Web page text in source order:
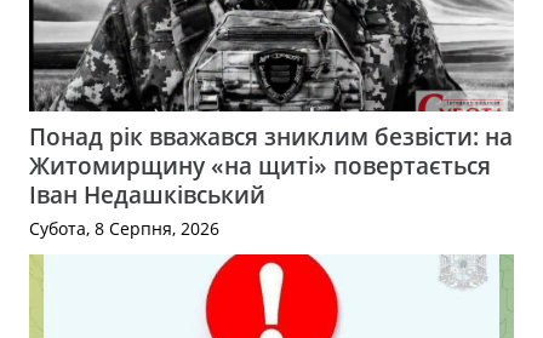
Понад рік вважався зниклим безвісти: на
Житомирщину «на щиті» повертається
Іван Недашківський
Субота, 8 Серпня, 2026